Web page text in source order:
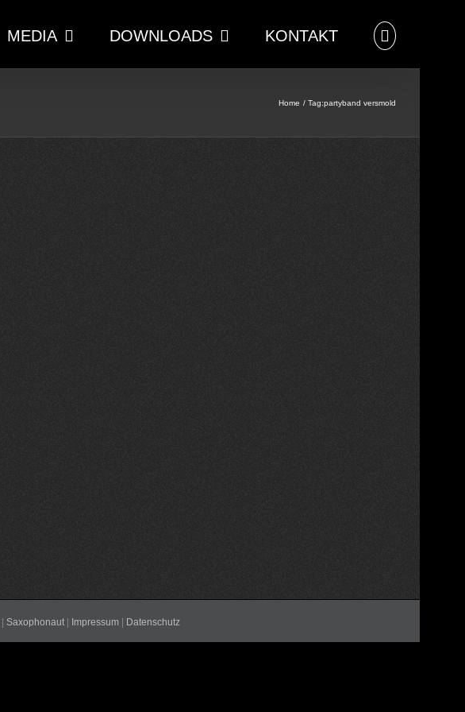
MEDIA DOWNLOADS KONTAKT
Home Tag:partyband versmold
Saxophonaut Impressum Datenschutz